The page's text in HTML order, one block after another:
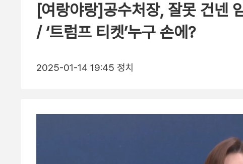
[여랑야랑]공수처장, 잘못 건넨
/ ‘트럼프 티켓’누구 손에?
2025-01-14 19:45 정치